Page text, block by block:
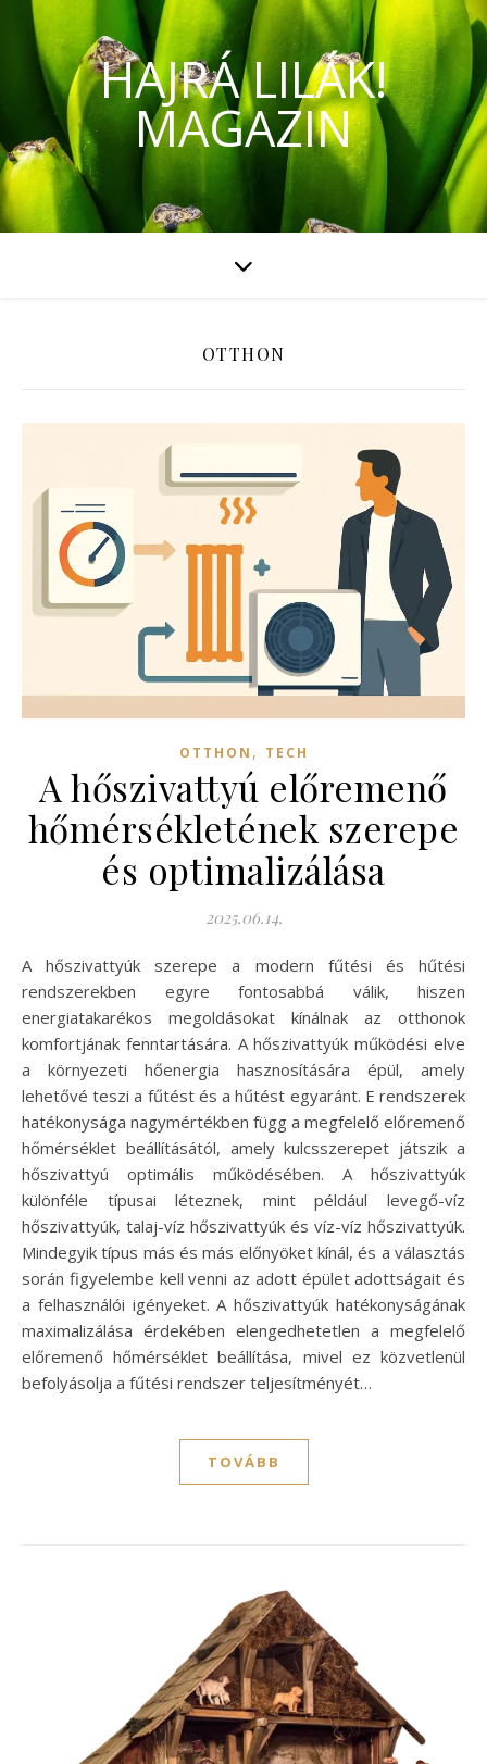
HAJRÁ LILÁK!
MAGAZIN
OTTHON
OTTHON , TECH
A hőszivattyú előremenő
hőmérsékletének szerepe
és optimalizálása
2025.06.14.
A hőszivattyúk szerepe a modern fűtési és hűtési
rendszerekben egyre fontosabbá válik, hiszen
energiatakarékos megoldásokat kínálnak az otthonok
komfortjának fenntartására. A hőszivattyúk működési elve
a környezeti hőenergia hasznosítására épül, amely
lehetővé teszi a fűtést és a hűtést egyaránt. E rendszerek
hatékonysága nagymértékben függ a megfelelő előremenő
hőmérséklet beállításától, amely kulcsszerepet játszik a
hőszivattyú optimális működésében. A hőszivattyúk
különféle típusai léteznek, mint például levegő-víz
hőszivattyúk, talaj-víz hőszivattyúk és víz-víz hőszivattyúk.
Mindegyik típus más és más előnyöket kínál, és a választás
során figyelembe kell venni az adott épület adottságait és
a felhasználói igényeket. A hőszivattyúk hatékonyságának
maximalizálása érdekében elengedhetetlen a megfelelő
előremenő hőmérséklet beállítása, mivel ez közvetlenül
befolyásolja a fűtési rendszer teljesítményét…
TOVÁBB